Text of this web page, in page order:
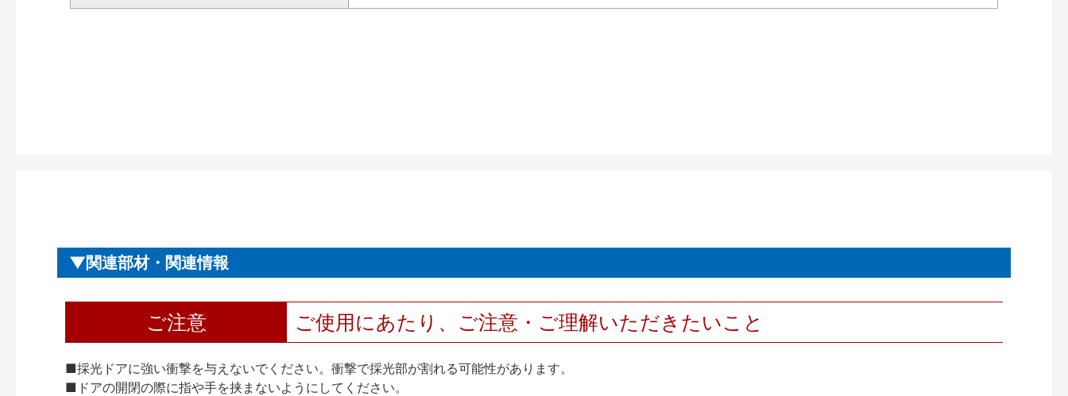
関連部材・関連情報
ご注意 ご使用にあたり、ご注意・ご理解いただきたいこと
■採光ドアに強い衝撃を与えないでください。衝撃で採光部が割れる可能性があります。
■ドアの開閉の際に指や手を挟まないようにしてください。